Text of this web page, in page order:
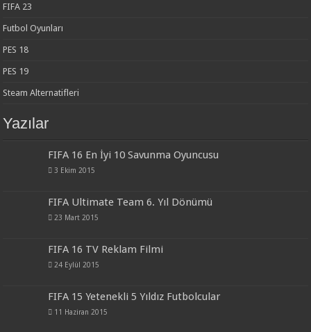
FIFA 23
Futbol Oyunları
PES 18
PES 19
Steam Alternatifleri
Yazılar
FIFA 16 En İyi 10 Savunma Oyuncusu
3 Ekim 2015
FIFA Ultimate Team 6. Yıl Dönümü
23 Mart 2015
FIFA 16 TV Reklam Filmi
24 Eylül 2015
FIFA 15 Yetenekli 5 Yıldız Futbolcular
11 Haziran 2015